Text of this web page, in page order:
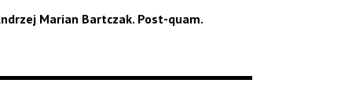
Marian Bartczak. Post-quam.